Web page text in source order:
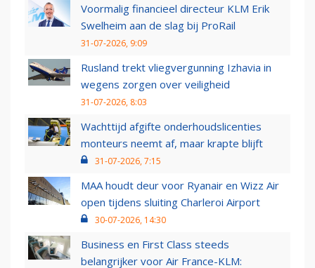
Voormalig financieel directeur KLM Erik
Swelheim aan de slag bij ProRail
31-07-2026, 9:09
Rusland trekt vliegvergunning Izhavia in
wegens zorgen over veiligheid
31-07-2026, 8:03
Wachttijd afgifte onderhoudslicenties
monteurs neemt af, maar krapte blijft
31-07-2026, 7:15
MAA houdt deur voor Ryanair en Wizz Air
open tijdens sluiting Charleroi Airport
30-07-2026, 14:30
Business en First Class steeds
belangrijker voor Air France-KLM: